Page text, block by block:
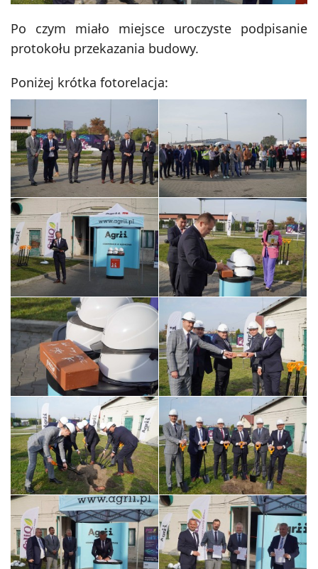
Po czym miało miejsce uroczyste podpisanie
protokołu przekazania budowy.
Poniżej krótka fotorelacja:
DSC00073 DSC00383
DSC00118 DSC00158
DSC00171 DSC00218
DSC00250 DSC00287